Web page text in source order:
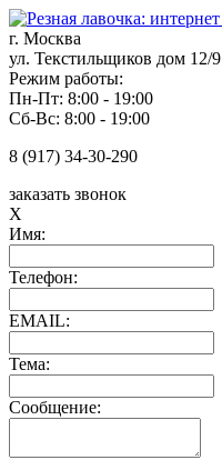
г. Москва
ул. Текстильщиков дом 12/9
Режим работы:
Пн-Пт: 8:00 - 19:00
Сб-Вс: 8:00 - 19:00
8 (917) 34-30-290
заказать звонок
X
Имя:
Телефон:
EMAIL:
Тема:
Сообщение: